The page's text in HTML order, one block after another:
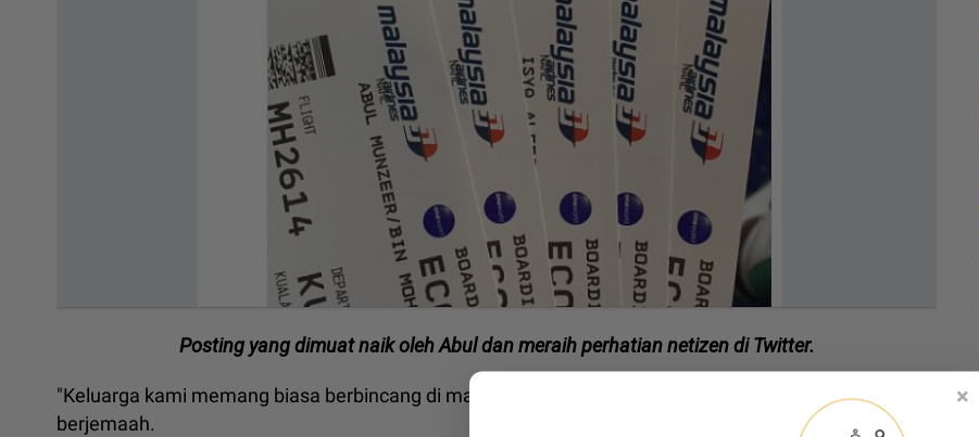
Posting yang dimuat naik oleh Abul dan meraih perhatian netizen di Twitter.
"Keluarga kami memang biasa berbincang di mana nak makan lepas selesai tunaikan solat subuh
berjemaah.
×